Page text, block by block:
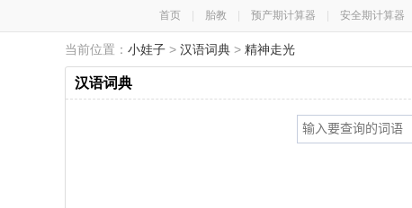
首页 胎教 预产期计算器 安全期计算器
当前位置： 小娃子 > 汉语词典 > 精神走光
汉语词典